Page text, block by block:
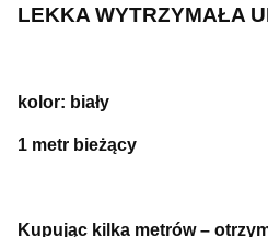
LEKKA WYTRZYMAŁA
kolor: biały
1 metr bieżący
Kupując kilka metrów –